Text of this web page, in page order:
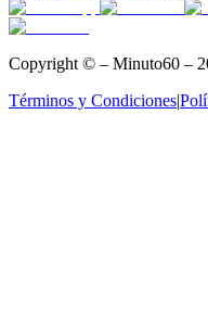
Copyright © – Minuto60 –
Términos y Condiciones|